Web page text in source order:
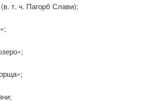
(в. т. ч. Пагорб Слави);